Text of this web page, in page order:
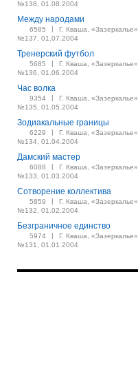
№138, 01.08.2004
Между народами
6585 |
Г. Кваша, «Зазеркалье»
№137, 01.07.2004
Тренерский футбол
5685 |
Г. Кваша, «Зазеркалье»
№136, 01.06.2004
Час волка
9354 |
Г. Кваша, «Зазеркалье»
№135, 01.05.2004
Зодиакальные границы
6229 |
Г. Кваша, «Зазеркалье»
№134, 01.04.2004
Дамский мастер
6088 |
Г. Кваша, «Зазеркалье»
№133, 01.03.2004
Сотворение коллектива
5859 |
Г. Кваша, «Зазеркалье»
№132, 01.02.2004
Безграничное единство
5974 |
Г. Кваша, «Зазеркалье»
№131, 01.01.2004